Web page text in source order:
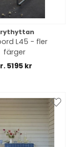
L45 - fler
färger
5195 kr